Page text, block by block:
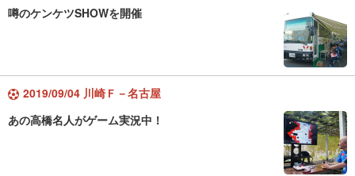
噂のケンケツSHOWを開催
2019/09/04 川崎Ｆ－名古屋
あの高橋名人がゲーム実況中！